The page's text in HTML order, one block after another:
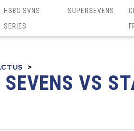
HSBC SVNS
SERIES
SUPERSEVENS
>
VS